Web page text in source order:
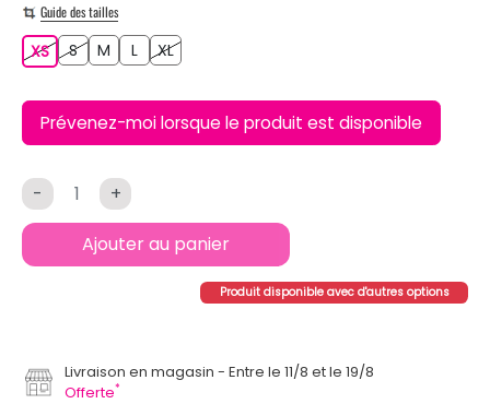
Guide des tailles
XSXSSS M L XLXL
Prévenez-moi lorsque le produit est disponible
- +
Ajouter au panier
Produit disponible avec d'autres options
Livraison en magasin
Entre le 11/8 et le 19/8
Offerte*